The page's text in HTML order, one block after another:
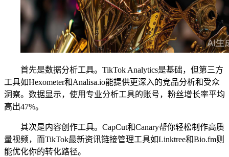
首先是数据分析工具。TikTok Analytics是基础，但第三方
工具如Hexometer和Analisa.io能提供更深入的竞品分析和受众
洞察。数据显示，使用专业分析工具的账号，粉丝增长率平均
高出47%。
其次是内容创作工具。CapCut和Canary帮你轻松制作高质
量视频，而TikTok最新资讯链接管理工具如Linktree和Bio.fm则
能优化你的转化路径。